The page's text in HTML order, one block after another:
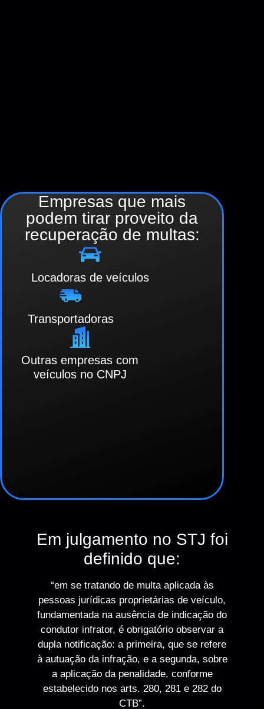
Empresas que mais
podem tirar proveito da
recuperação de multas:
Locadoras de veículos
Transportadoras
Outras empresas com
veículos no CNPJ
Em julgamento no STJ foi
definido que:
“em se tratando de multa aplicada às
pessoas jurídicas proprietárias de veículo,
fundamentada na ausência de indicação do
condutor infrator, é obrigatório observar a
dupla notificação: a primeira, que se refere
à autuação da infração, e a segunda, sobre
a aplicação da penalidade, conforme
estabelecido nos arts. 280, 281 e 282 do
CTB”.